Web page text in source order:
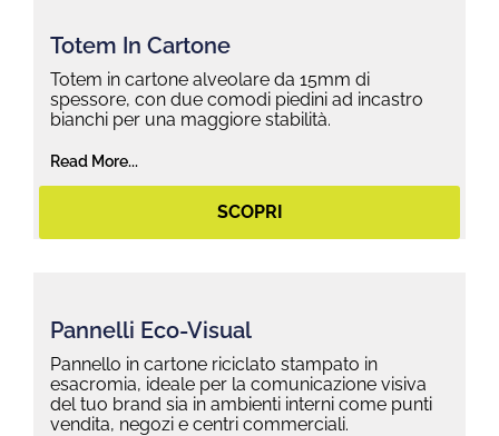
Totem In Cartone
Totem in cartone alveolare da 15mm di
spessore, con due comodi piedini ad incastro
bianchi per una maggiore stabilità.
Read More...
SCOPRI
Pannelli Eco-Visual
Pannello in cartone riciclato stampato in
esacromia, ideale per la comunicazione visiva
del tuo brand sia in ambienti interni come punti
vendita, negozi e centri commerciali.